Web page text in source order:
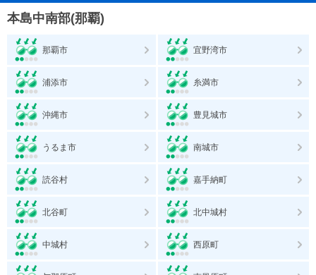
本島中南部(那覇)
那覇市 宜野湾市
浦添市 糸満市
沖縄市 豊見城市
うるま市 南城市
読谷村 嘉手納町
北谷町 北中城村
中城村 西原町